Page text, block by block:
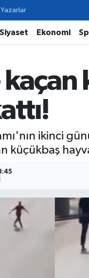
Yazarlar
Siyaset Ekonomi
ikinci
küçükbaş